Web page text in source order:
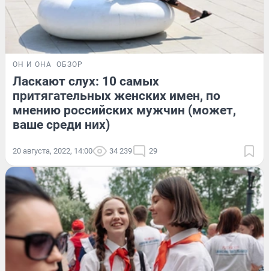
ОН И ОНА ОБЗОР
Ласкают слух: 10 самых
притягательных женских имен, по
мнению российских мужчин (может,
ваше среди них)
20 августа, 2022, 14:00 34 239 29